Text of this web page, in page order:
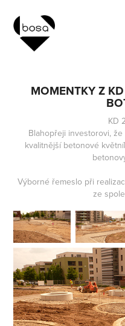
MOMENTKY Z
KD
Blahopřeji investorovi,
kvalitnější betonové
Výborné řemeslo při
ze